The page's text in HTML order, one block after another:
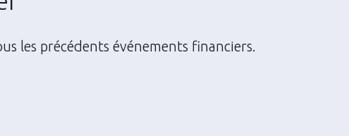
les précédents événements financiers.